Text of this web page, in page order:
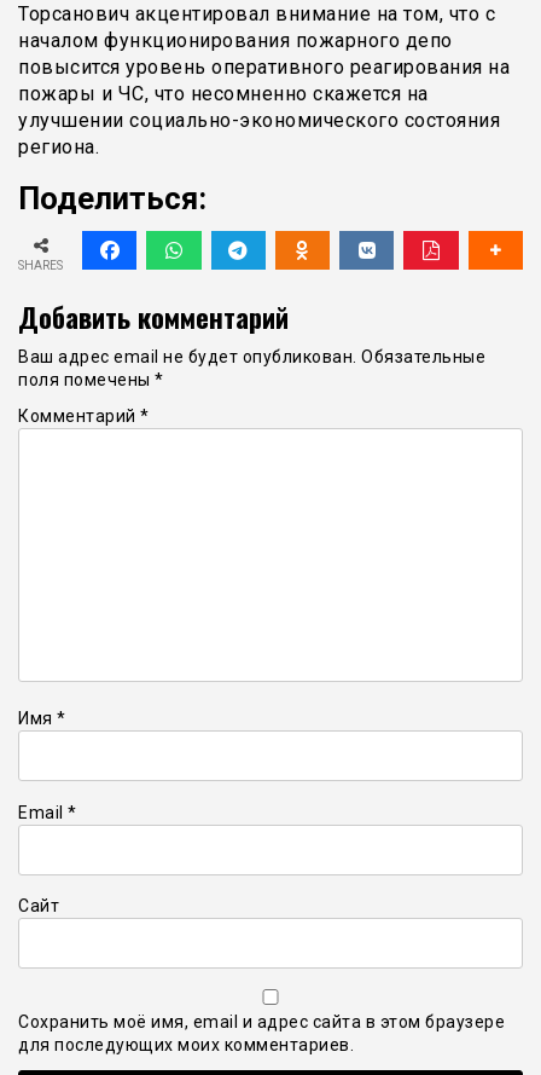
Торсанович акцентировал внимание на том, что с
началом функционирования пожарного депо
повысится уровень оперативного реагирования на
пожары и ЧС, что несомненно скажется на
улучшении социально-экономического состояния
региона.
Поделиться:
SHARES
Добавить комментарий
Ваш адрес email не будет опубликован. Обязательные
поля помечены *
Комментарий *
Имя *
Email *
Сайт
Сохранить моё имя, email и адрес сайта в этом браузере
для последующих моих комментариев.